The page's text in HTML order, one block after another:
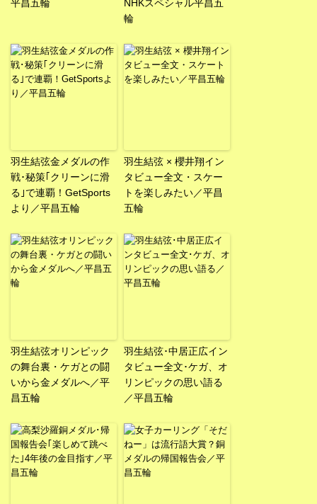
平昌五輪
NHKスペシャル平昌五
輪
羽生結弦金メダルの作
戦･秘策｢クリーンに滑
る｣で連覇！GetSports
より／平昌五輪
羽生結弦 × 櫻井翔イン
タビュー全文・スケー
トを楽しみたい／平昌
五輪
羽生結弦オリンピック
の舞台裏・ケガとの闘
いから金メダルへ／平
昌五輪
羽生結弦･中居正広イン
タビュー全文･ケガ、オ
リンピックの思い語る
／平昌五輪